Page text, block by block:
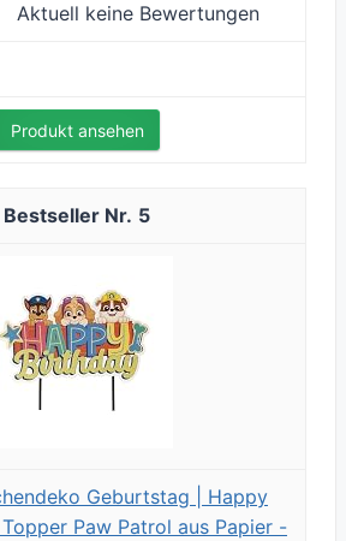
Aktuell keine Bewertungen
Produkt ansehen
5
Geburtstag | Happy
Paw Patrol aus Papier -